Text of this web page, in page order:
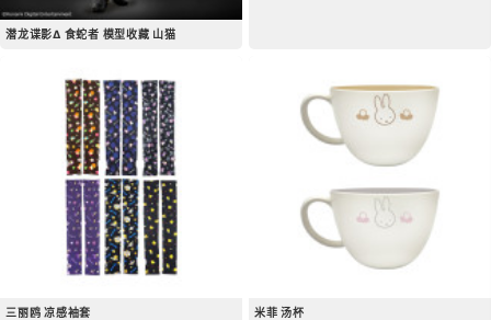
潜龙谍影Δ 食蛇者 模型收藏 山猫
三丽鸥 凉感袖套 米菲 汤杯